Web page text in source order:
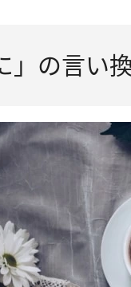
」の言い